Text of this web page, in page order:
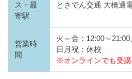
ス・最
寄駅
とさでん交通 大橋通
営業時
間
火～金：12:00～
日月祝：休校
※オンラインでも受